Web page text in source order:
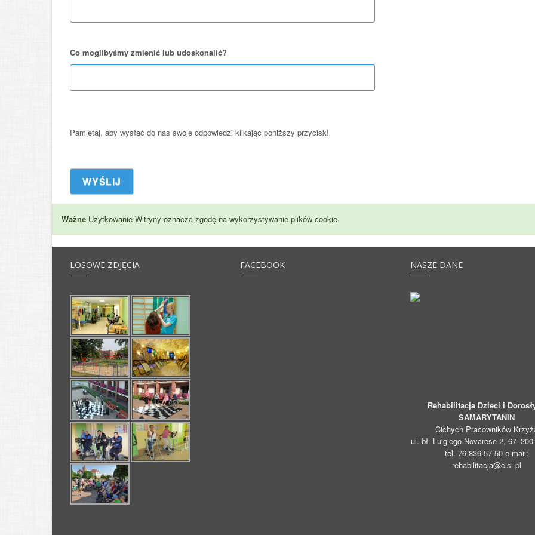
Co moglibyśmy zmienić lub udoskonalić?
Pamiętaj, aby wysłać do nas swoje odpowiedzi klikając poniższy przycisk!
Ważne Użytkowanie Witryny oznacza zgodę na wykorzystywanie plików cookie.
LOSOWE ZDJĘCIA FACEBOOK NASZE DANE
Rehabilitacja Dzieci i
SAMARYTANIN
Cichych Pracowników
ul. bł. Luigiego Novarese 2, 67–200
tel. 76 836 57 50 e-mail:
rehabilitacja@cisi.pl